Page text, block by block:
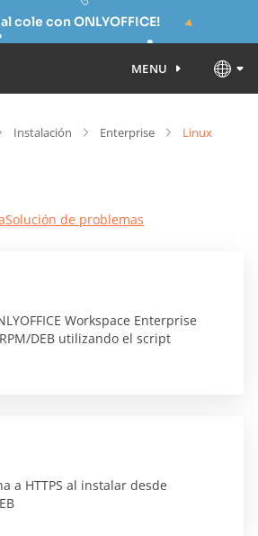
cole con ONLYOFFICE!
MENU
Instalación Enterprise Linux
Solución de problemas
Workspace Enterprise
DEB utilizando el script
a HTTPS al instalar desde